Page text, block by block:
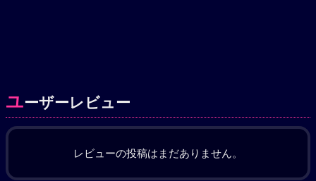
ユーザーレビュー
レビューの投稿はまだありません。